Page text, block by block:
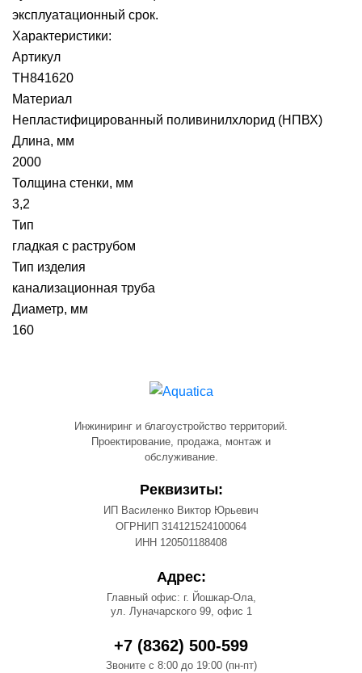
эксплуатационный срок.
Характеристики:
Артикул
ТН841620
Материал
Непластифицированный поливинилхлорид (НПВХ)
Длина, мм
2000
Толщина стенки, мм
3,2
Тип
гладкая с раструбом
Тип изделия
канализационная труба
Диаметр, мм
160
Инжиниринг и благоустройство территорий.
Проектирование, продажа, монтаж и
обслуживание.
Реквизиты:
ИП Василенко Виктор Юрьевич
ОГРНИП 314121524100064
ИНН 120501188408
Адрес:
Главный офис: г. Йошкар-Ола,
ул. Луначарского 99, офис 1
+7 (8362) 500-599
Звоните с 8:00 до 19:00 (пн-пт)